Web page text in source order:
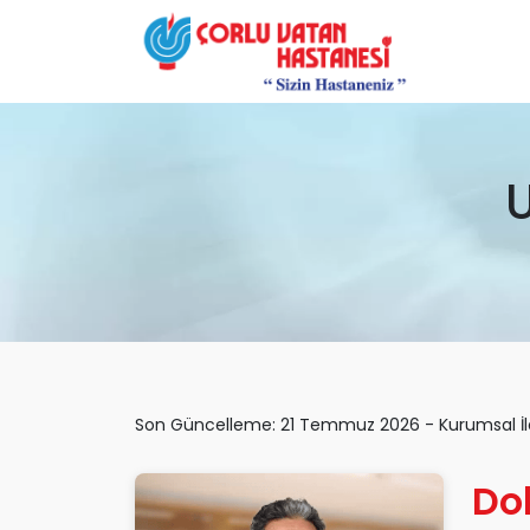
Son Güncelleme: 21 Temmuz 2026 - Kurumsal